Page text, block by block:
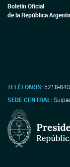
Boletín Oficial
de la República
TELÉFONOS: 5218-
SEDE CENTRAL: